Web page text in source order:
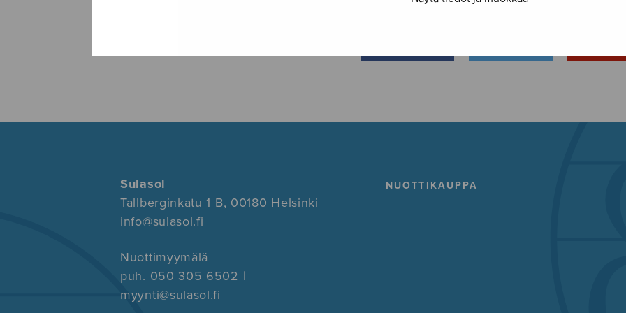
Sulasol
Tallberginkatu 1 B, 00180 Helsinki
info@sulasol.fi
Nuottimyymälä
puh. 050 305 6502 |
myynti@sulasol.fi
NUOTTIKAUPPA